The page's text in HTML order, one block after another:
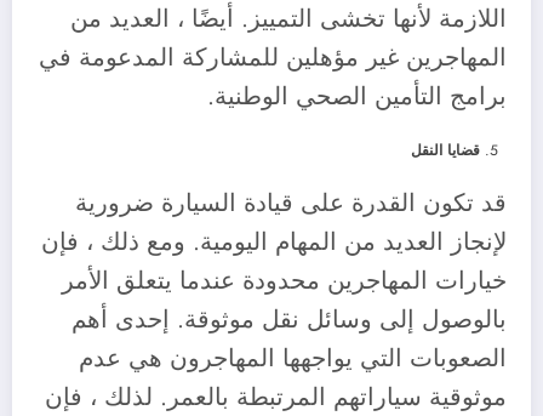
اللازمة لأنها تخشى التمييز. أيضًا ، العديد من
المهاجرين غير مؤهلين للمشاركة المدعومة في
برامج التأمين الصحي الوطنية.
قضايا النقل
قد تكون القدرة على قيادة السيارة ضرورية
لإنجاز العديد من المهام اليومية. ومع ذلك ، فإن
خيارات المهاجرين محدودة عندما يتعلق الأمر
بالوصول إلى وسائل نقل موثوقة. إحدى أهم
الصعوبات التي يواجهها المهاجرون هي عدم
موثوقية سياراتهم المرتبطة بالعمر. لذلك ، فإن